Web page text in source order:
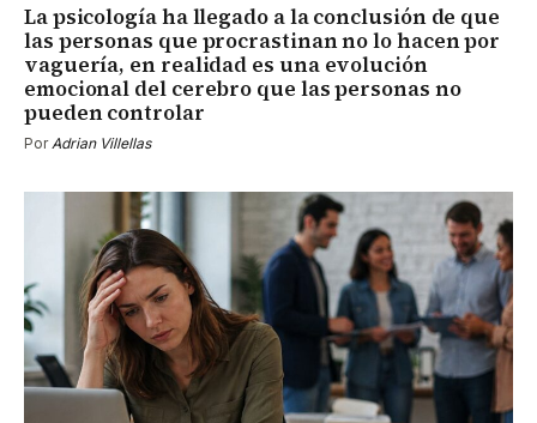
La psicología ha llegado a la conclusión de que
las personas que procrastinan no lo hacen por
vaguería, en realidad es una evolución
emocional del cerebro que las personas no
pueden controlar
Por Adrian Villellas